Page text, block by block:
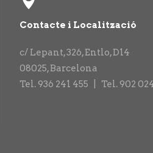
Contacte i Localització
c/ Lepant, 326, Entlo, D14
08025,Barcelona
Tel. 936 241 455 | Tel. 902